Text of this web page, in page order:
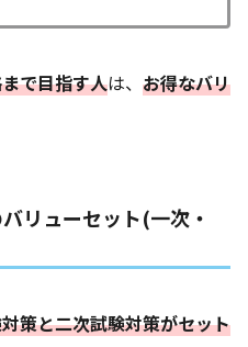
で目指す人は、 お得なバリ
リューセット(一次・
策と二次試験対策がセット